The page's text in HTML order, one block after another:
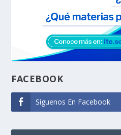
FACEBOOK
Síguenos En Facebook